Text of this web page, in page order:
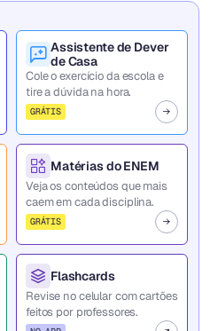
Assistente de Dever
de Casa
Cole o exercício da escola e
tire a dúvida na hora.
GRÁTIS
Matérias do ENEM
Veja os conteúdos que mais
caem em cada disciplina.
GRÁTIS
Flashcards
Revise no celular com cartões
feitos por professores.